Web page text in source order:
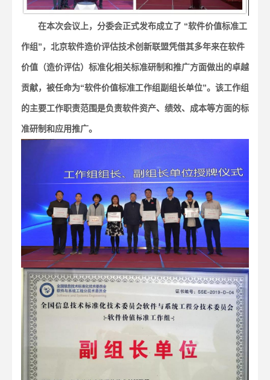
在本次会议上，分委会正式发布成立了 “软件价值标准工
作组”，北京软件造价评估技术创新联盟凭借其多年来在软件
价值（造价评估）标准化相关标准研制和推广方面做出的卓越
贡献，被任命为“软件价值标准工作组副组长单位”。该工作组
的主要工作职责范围是负责软件资产、绩效、成本等方面的标
准研制和应用推广。